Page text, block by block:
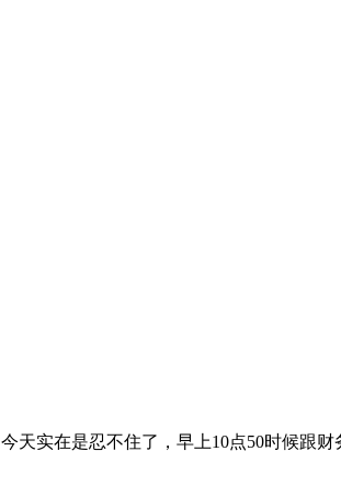
今天实在是忍不住了，早上10点50时候跟